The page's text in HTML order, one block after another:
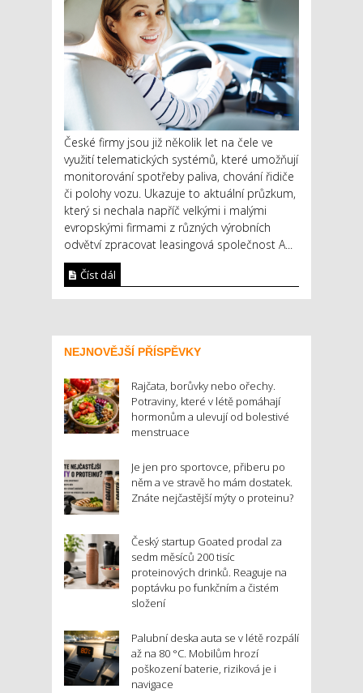
České firmy jsou již několik let na čele ve
využití telematických systémů, které umožňují
monitorování spotřeby paliva, chování řidiče
či polohy vozu. Ukazuje to aktuální průzkum,
který si nechala napříč velkými i malými
evropskými firmami z různých výrobních
odvětví zpracovat leasingová společnost A...
Číst dál
NEJNOVĚJŠÍ PŘÍSPĚVKY
Rajčata, borůvky nebo ořechy.
Potraviny, které v létě pomáhají
hormonům a ulevují od bolestivé
menstruace
Je jen pro sportovce, přiberu po
něm a ve stravě ho mám dostatek.
Znáte nejčastější mýty o proteinu?
Český startup Goated prodal za
sedm měsíců 200 tisíc
proteinových drinků. Reaguje na
poptávku po funkčním a čistém
složení
Palubní deska auta se v létě rozpálí
až na 80 °C. Mobilům hrozí
poškození baterie, riziková je i
navigace